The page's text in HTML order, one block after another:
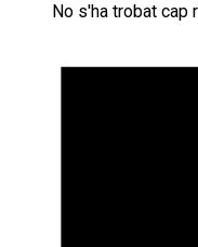
No s'ha trobat cap